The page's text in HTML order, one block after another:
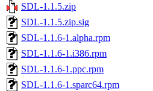
SDL-1.1.5.zip
SDL-1.1.5.zip.sig
SDL-1.1.6-1.alpha.rpm
SDL-1.1.6-1.i386.rpm
SDL-1.1.6-1.ppc.rpm
SDL-1.1.6-1.sparc64.rpm